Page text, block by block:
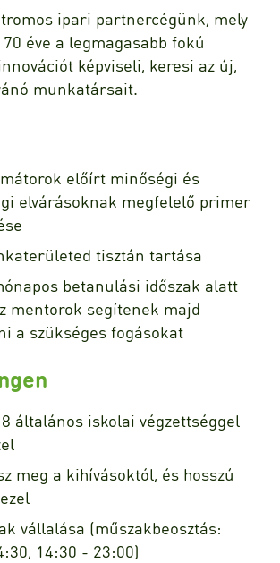
ipari partnercégünk, mely
éve a legmagasabb fokú
képviseli, keresi az új,
munkatársait.
előírt minőségi és
elvárásoknak megfelelő primer
tisztán tartása
betanulási időszak alatt
mentorok segítenek majd
a szükséges fogásokat
általános iskolai végzettséggel
meg a kihívásoktól, és hosszú
vállalása (műszakbeosztás:
14:30 - 23:00)